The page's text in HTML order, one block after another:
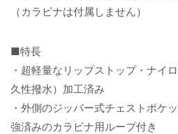
（カラビナは付属しません）
■特長
・超軽量なリップストップ・ナイ
久性撥水）加工済み
・外側のジッパー式チェストポケ
強済みのカラビナ用ループ付き